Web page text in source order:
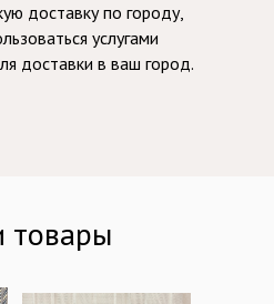
доставку по городу,
услугами
доставки в ваш город.
товары